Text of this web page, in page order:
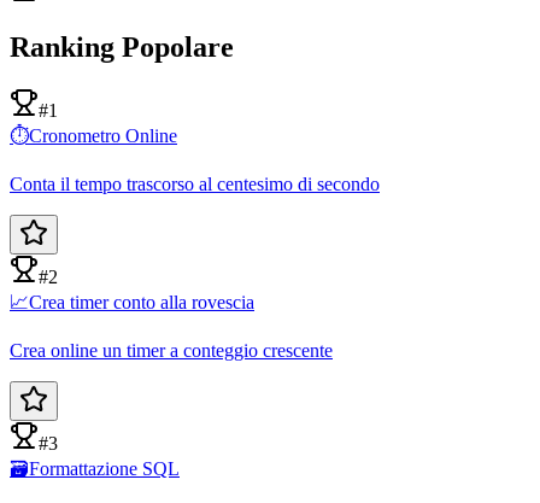
Ranking Popolare
#1
⏱️Cronometro Online
Conta il tempo trascorso al centesimo di secondo
#2
📈Crea timer conto alla rovescia
Crea online un timer a conteggio crescente
#3
🗃️Formattazione SQL